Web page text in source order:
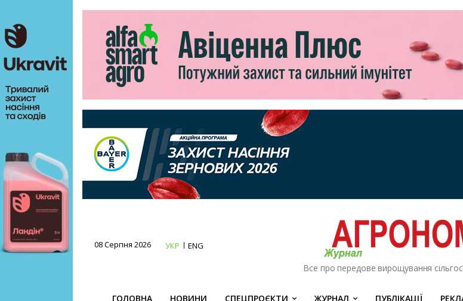
08 Серпня 2026 УКР ENG
Все про передове вирощування
ГОЛОВНА НОВИНИ СПЕЦПРОЄКТИ ЖУРНАЛ ПУБЛІКАЦІЇ